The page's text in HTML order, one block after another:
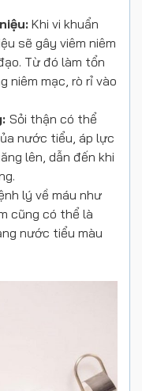
Khi vi khuẩn
sẽ gây viêm niêm
Từ đó làm tổn
niêm mạc, rò rỉ vào
Sỏi thận có thể
nước tiểu, áp lực
lên, dẫn đến khi
lý về máu như
cũng có thể là
nước tiểu màu